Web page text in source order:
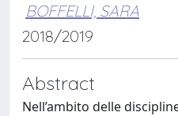
BOFFELLI, SARA
2018/2019
Abstract
Nell’ambito delle